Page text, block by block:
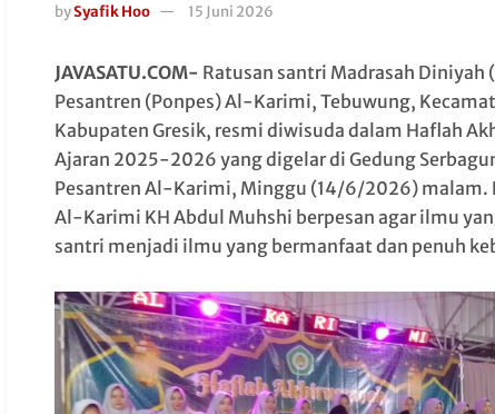
bySyafik Hoo 15 Juni 2026
JAVASATU.COM- Ratusan santri Madrasah Diniyah
Pesantren (Ponpes) Al-Karimi, Tebuwung,
Kabupaten Gresik, resmi diwisuda dalam Haflah
Ajaran 2025-2026 yang digelar di Gedung
Pesantren Al-Karimi, Minggu (14/6/2026) malam.
Al-Karimi KH Abdul Muhshi berpesan agar ilmu
santri menjadi ilmu yang bermanfaat dan penuh